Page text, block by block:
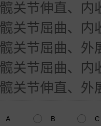
髋关节伸直、内
髋关节屈曲、内
髋关节屈曲、外
髋关节屈曲、内
髋关节伸直、外
A B C